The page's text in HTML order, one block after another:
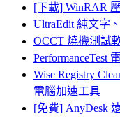
[下載] WinRAR
UltraEdit 純文字
OCCT 燒機測試
PerformanceTest
Wise Registry
電腦加速工具
[免費] AnyDesk